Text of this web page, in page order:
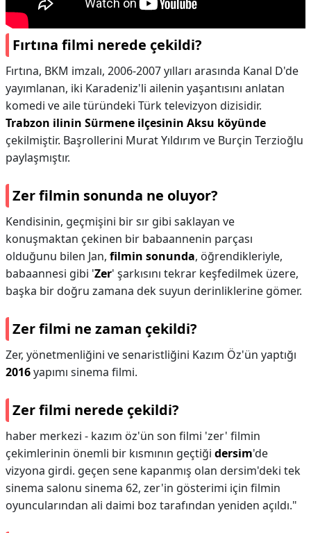
Fırtına filmi nerede çekildi?
Fırtına, BKM imzalı, 2006-2007 yılları arasında Kanal D'de
yayımlanan, iki Karadeniz'li ailenin yaşantısını anlatan
komedi ve aile türündeki Türk televizyon dizisidir.
Trabzon ilinin Sürmene ilçesinin Aksu köyünde
çekilmiştir. Başrollerini Murat Yıldırım ve Burçin Terzioğlu
paylaşmıştır.
Zer filmin sonunda ne oluyor?
Kendisinin, geçmişini bir sır gibi saklayan ve
konuşmaktan çekinen bir babaannenin parçası
olduğunu bilen Jan, filmin sonunda, öğrendikleriyle,
babaannesi gibi 'Zer' şarkısını tekrar keşfedilmek üzere,
başka bir doğru zamana dek suyun derinliklerine gömer.
Zer filmi ne zaman çekildi?
Zer, yönetmenliğini ve senaristliğini Kazım Öz'ün yaptığı
2016yapımı sinema filmi.
Zer filmi nerede çekildi?
haber merkezi - kazım öz'ün son filmi 'zer' filmin
çekimlerinin önemli bir kısmının geçtiği dersim'de
vizyona girdi. geçen sene kapanmış olan dersim'deki tek
sinema salonu sinema 62, zer'in gösterimi için filmin
oyuncularından ali daimi boz tarafından yeniden açıldı."